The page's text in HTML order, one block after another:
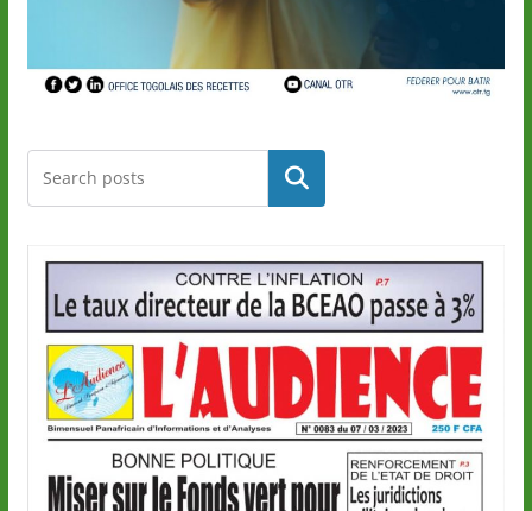
Rechercher